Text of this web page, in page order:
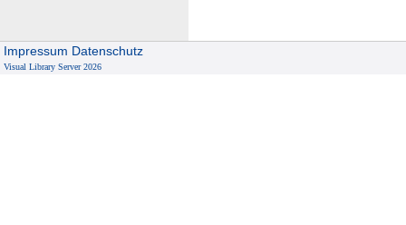
Impressum Datenschutz
Visual Library Server 2026